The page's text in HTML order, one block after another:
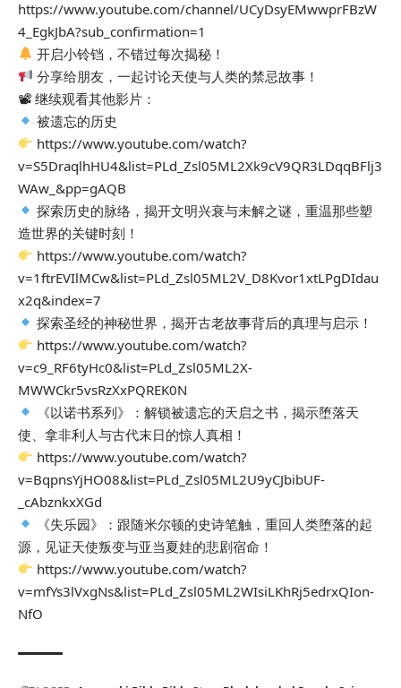
https://www.youtube.com/channel/UCyDsyEMwwprFBzW
4_EgkJbA?sub_confirmation=1
开启小铃铛，不错过每次揭秘！
分享给朋友，一起讨论天使与人类的禁忌故事！
📽 继续观看其他影片：
被遗忘的历史
https://www.youtube.com/watch?
v=S5DraqlhHU4&list=PLd_Zsl05ML2Xk9cV9QR3LDqqBFlj3
WAw_&pp=gAQB
探索历史的脉络，揭开文明兴衰与未解之谜，重温那些塑
造世界的关键时刻！
https://www.youtube.com/watch?
v=1ftrEVIlMCw&list=PLd_Zsl05ML2V_D8Kvor1xtLPgDIdau
x2q&index=7
探索圣经的神秘世界，揭开古老故事背后的真理与启示！
https://www.youtube.com/watch?
v=c9_RF6tyHc0&list=PLd_Zsl05ML2X-
MWWCkr5vsRzXxPQREK0N
《以诺书系列》：解锁被遗忘的天启之书，揭示堕落天
使、拿非利人与古代末日的惊人真相！
https://www.youtube.com/watch?
v=BqpnsYjHO08&list=PLd_Zsl05ML2U9yCJbibUF-
_cAbznkxXGd
《失乐园》：跟随米尔顿的史诗笔触，重回人类堕落的起
源，见证天使叛变与亚当夏娃的悲剧宿命！
https://www.youtube.com/watch?
v=mfYs3lVxgNs&list=PLd_Zsl05ML2WIsiLKhRj5edrxQIon-
NfO